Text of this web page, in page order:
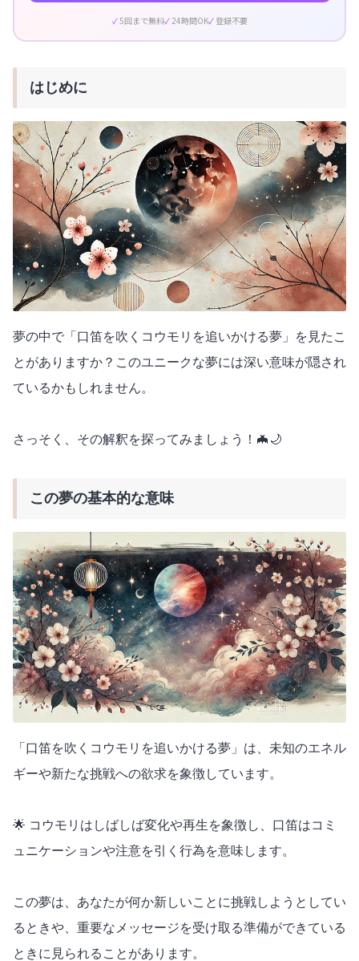
5回まで無料 24時間OK 登録不要
はじめに
夢の中で「口笛を吹くコウモリを追いかける夢」を見たこ
とがありますか？このユニークな夢には深い意味が隠され
ているかもしれません。
さっそく、その解釈を探ってみましょう！🦇🌙
この夢の基本的な意味
「口笛を吹くコウモリを追いかける夢」は、未知のエネル
ギーや新たな挑戦への欲求を象徴しています。
🌟 コウモリはしばしば変化や再生を象徴し、口笛はコミ
ュニケーションや注意を引く行為を意味します。
この夢は、あなたが何か新しいことに挑戦しようとしてい
るときや、重要なメッセージを受け取る準備ができている
ときに見られることがあります。